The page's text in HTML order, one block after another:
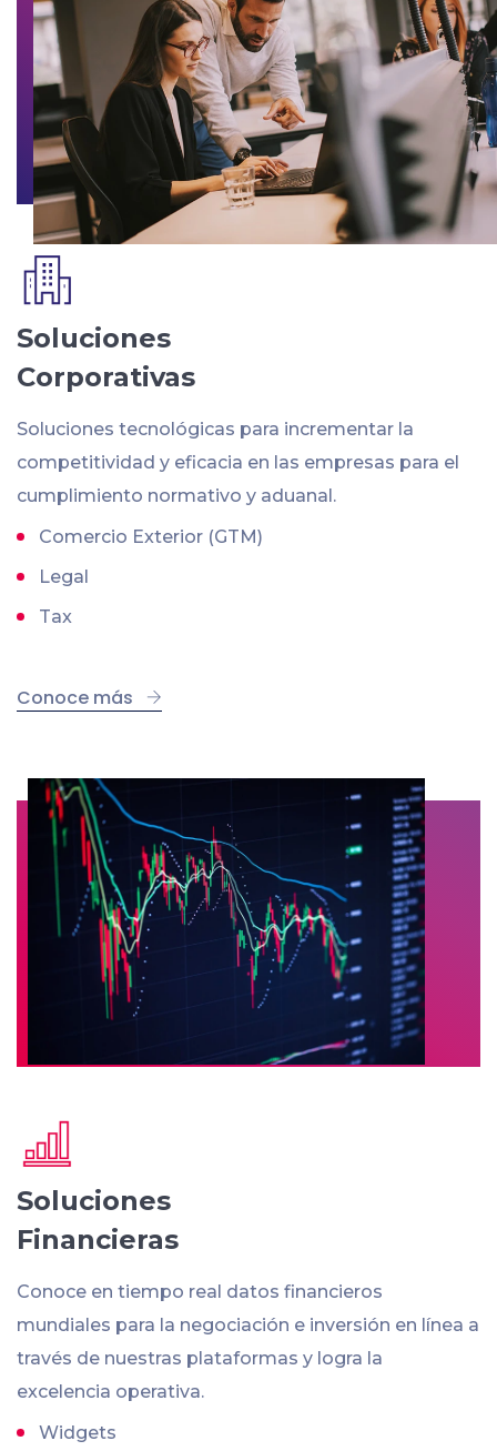
Soluciones
Corporativas
Soluciones tecnológicas para incrementar la
competitividad y eficacia en las empresas para el
cumplimiento normativo y aduanal.
Comercio Exterior (GTM)
Legal
Tax
Conoce más
Soluciones
Financieras
Conoce en tiempo real datos financieros
mundiales para la negociación e inversión en línea a
través de nuestras plataformas y logra la
excelencia operativa.
Widgets